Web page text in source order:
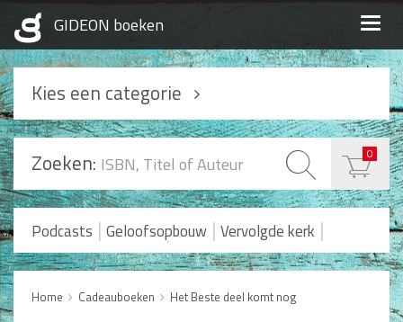
Kies een categorie
Podcasts
Geloofsopbouw
Praktisch Christen zijn
Levensverhalen
Huwelijk en Gezin
Zoeken: 0
Podcasts | Geloofsopbouw | Vervolgde kerk |
Romans en Verhalen|Koopjes
Home Cadeauboeken Het Beste deel komt nog